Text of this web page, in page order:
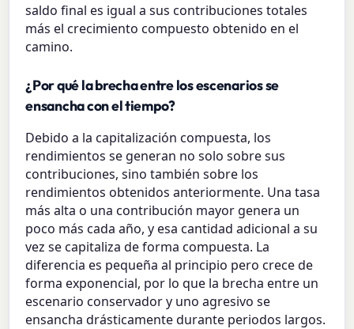
saldo final es igual a sus contribuciones totales
más el crecimiento compuesto obtenido en el
camino.
¿Por qué la brecha entre los escenarios se
ensancha con el tiempo?
Debido a la capitalización compuesta, los
rendimientos se generan no solo sobre sus
contribuciones, sino también sobre los
rendimientos obtenidos anteriormente. Una tasa
más alta o una contribución mayor genera un
poco más cada año, y esa cantidad adicional a su
vez se capitaliza de forma compuesta. La
diferencia es pequeña al principio pero crece de
forma exponencial, por lo que la brecha entre un
escenario conservador y uno agresivo se
ensancha drásticamente durante periodos largos.